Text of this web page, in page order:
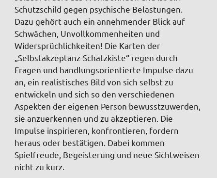
Schutzschild gegen psychische Belastungen.
Dazu gehört auch ein annehmender Blick auf
Schwächen, Unvollkommenheiten und
Widersprüchlichkeiten! Die Karten der
„Selbstakzeptanz-Schatzkiste“ regen durch
Fragen und handlungsorientierte Impulse dazu
an, ein realistisches Bild von sich selbst zu
entwickeln und sich so den verschiedenen
Aspekten der eigenen Person bewusstzuwerden,
sie anzuerkennen und zu akzeptieren. Die
Impulse inspirieren, konfrontieren, fordern
heraus oder bestätigen. Dabei kommen
Spielfreude, Begeisterung und neue Sichtweisen
nicht zu kurz.